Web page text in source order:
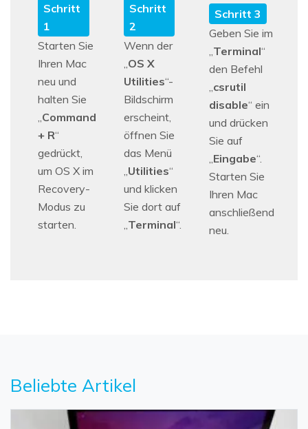
Schritt
1
Starten Sie
Ihren Mac
neu und
halten Sie
„Command
+ R“
gedrückt,
um OS X im
Recovery-
Modus zu
starten.
Schritt
2
Wenn der
OS X
Utilities“-
Bildschirm
erscheint,
öffnen Sie
das Menü
Utilities“
und klicken
Sie dort auf
Terminal“.
Schritt 3
Geben Sie im
Terminal“
den Befehl
csrutil
disable“ ein
und drücken
Sie auf
Eingabe“.
Starten Sie
Ihren Mac
anschließend
neu.
Beliebte Artikel